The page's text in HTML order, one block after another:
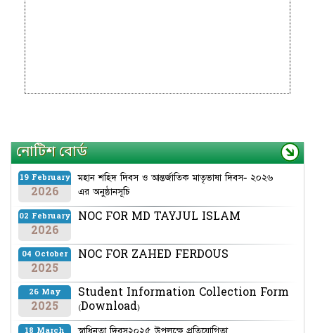
নোটিশ বোর্ড
19 February
2026
মহান শহিদ দিবস ও আন্তর্জাতিক মাতৃভাষা দিবস- ২০২৬
এর অনুষ্ঠানসূচি
02 February
2026
NOC FOR MD TAYJUL ISLAM
04 October
2025
NOC FOR ZAHED FERDOUS
26 May
2025
Student Information Collection Form
(Download)
18 March